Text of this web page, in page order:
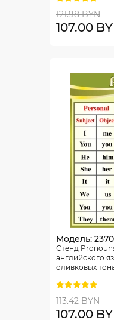
121.98 BYN
107.00
Модель:
Стенд
английского
оливковых
113.42 BYN
107.00